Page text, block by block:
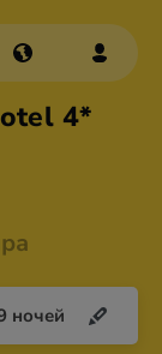
4*
ночей